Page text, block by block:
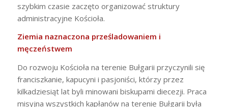
szybkim czasie zaczęto organizować struktury
administracyjne Kościoła.
Ziemia naznaczona prześladowaniem i
męczeństwem
Do rozwoju Kościoła na terenie Bułgarii przyczynili się
franciszkanie, kapucyni i pasjoniści, którzy przez
kilkadziesiąt lat byli minowani biskupami diecezji. Praca
misyjna wszystkich kapłanów na terenie Bułgarii była